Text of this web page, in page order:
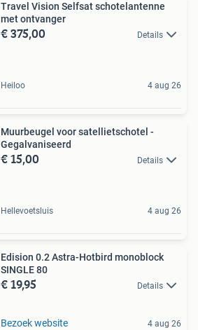
Travel Vision Selfsat schotelantenne
met ontvanger
€ 375,00 Details
Heiloo 4 aug 26
Muurbeugel voor satellietschotel -
Gegalvaniseerd
€ 15,00 Details
Hellevoetsluis 4 aug 26
Edision 0.2 Astra-Hotbird monoblock
SINGLE 80
€ 19,95 Details
Bezoek website 4 aug 26